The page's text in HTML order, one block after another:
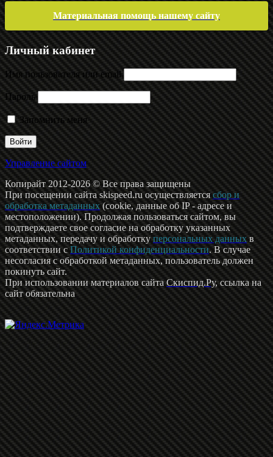
Материальная помощь нашему сайту
Личный кабинет
Имя пользователя или email
Пароль
Запомнить меня
Управление сайтом
Копирайт 2012-2026 © Все права защищены
При посещении сайта skispeed.ru осуществляетсясбор и
обработка метаданных(cookie, данные об IP - адресе и
местоположении). Продолжая пользоваться сайтом, вы
подтверждаете свое согласие на обработку указанных
метаданных, передачу и обработкуперсональных данныхв
соответствии сПолитикой конфиденциальности. В случае
несогласия с обработкой метаданных, пользователь должен
покинуть сайт.
При использовании материалов сайтаСкиспид.Ру, ссылка на
сайт обязательна